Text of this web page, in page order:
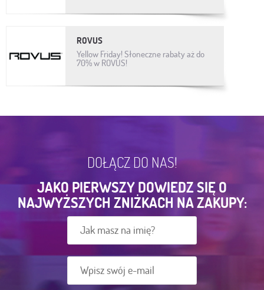
ROVUS
Yellow Friday! Słoneczne rabaty aż do
70% w ROVUS!
DOŁĄCZ DO NAS!
JAKO PIERWSZY DOWIEDZ SIĘ O
NAJWYŻSZYCH ZNIŻKACH NA ZAKUPY: